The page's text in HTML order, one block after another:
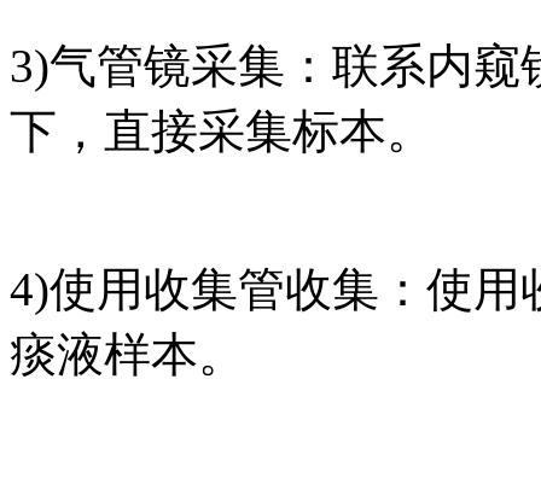
3)气管镜采集：联系内
下，直接采集标本。
4)使用收集管收集：使
痰液样本。